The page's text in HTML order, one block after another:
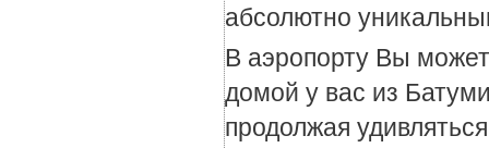
абсолютно
В аэропорту Вы
домой у вас из
продолжая